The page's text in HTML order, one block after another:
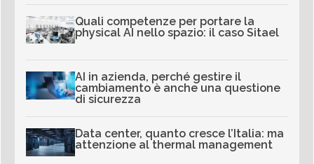
Quali competenze per portare la
physical AI nello spazio: il caso Sitael
AI in azienda, perché gestire il
cambiamento è anche una questione
di sicurezza
Data center, quanto cresce l’Italia: ma
attenzione al thermal management